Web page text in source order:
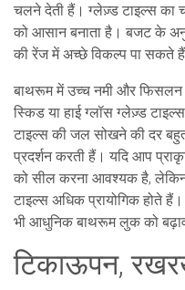
चलने देती हैं। ग्लेज़्ड टाइल्स का
को आसान बनाता है। बजट के
की रेंज में अच्छे विकल्प पा सकते
बाथरूममें उच्च नमी और फिसलन
स्किड या हाई ग्लॉस ग्लेज़्ड
टाइल्स की जल सोखने की दर
प्रदर्शन करती हैं। यदि आप
को सील करना आवश्यक है, लेकिन
टाइल्स अधिक प्रायोगिक होते
भी आधुनिक बाथरूम लुक को
टिकाऊपन,